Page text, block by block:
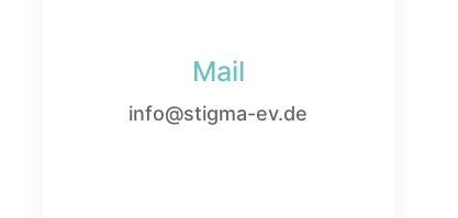
Mail
info@stigma-ev.de